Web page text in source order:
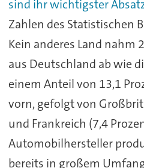
sind ihr wichtigster
Zahlen des Statistischen
Kein anderes Land nahm
aus Deutschland ab wie
einem Anteil von 13,1
vorn, gefolgt von
und Frankreich (7,4
Automobilhersteller
bereits in großem